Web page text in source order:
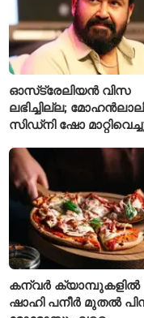
ഓസ്‌ട്രേലിയൻ വിസ
ലഭിച്ചില്ല;
സിഡ്‌നി ഷോ
ചോദിച്ച് താരം
കന്വർ ക്യാമ്പുകളിൽ
ഷാഹി പനീർ മുതൽ